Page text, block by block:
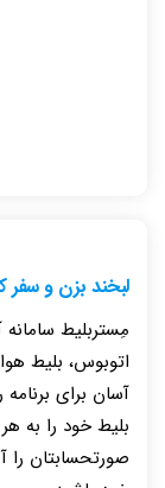
لبخند بزن و سفر
مِستربلیط سامانه
اتوبوس، بلیط
آسان برای
بلیط خود را به
صورتحسابتان را